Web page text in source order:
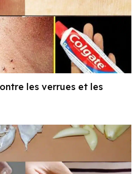
les verrues et les